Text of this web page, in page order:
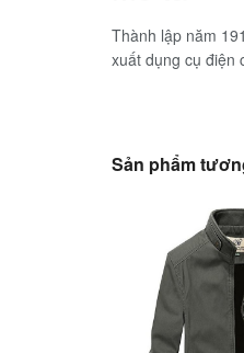
Thành lập năm
xuất dụng cụ điện
Sản phẩm